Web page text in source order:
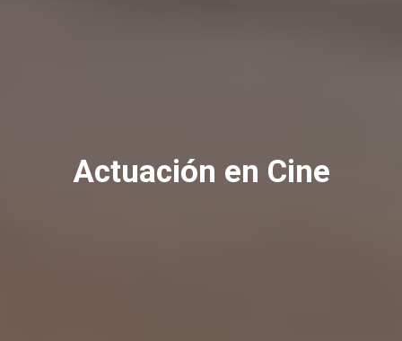
Actuación en Cine